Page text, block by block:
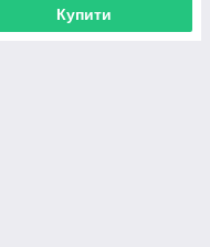
Купити